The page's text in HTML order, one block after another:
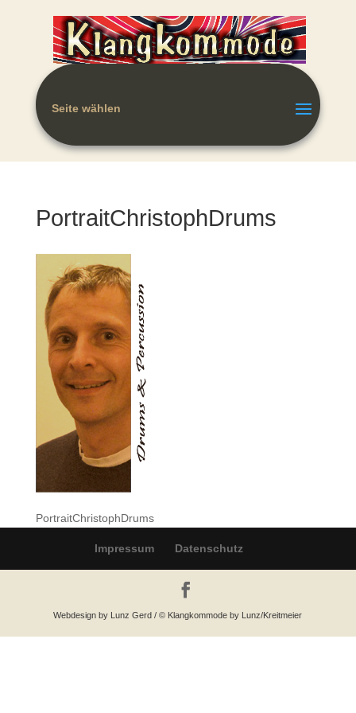
Seite wählen
PortraitChristophDrums
PortraitChristophDrums
Impressum Datenschutz
Webdesign by Lunz Gerd / © Klangkommode by Lunz/Kreitmeier